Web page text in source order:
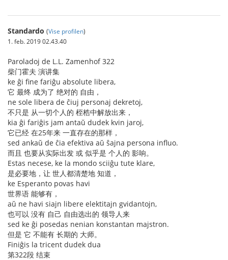
Standardo (Vise profilen)
1. feb. 2019 02.43.40
Paroladoj de L.L. Zamenhof 322
柴门霍夫 演讲集
ke ĝi fine fariĝu absolute libera,
它 最终 成为了 绝对的 自由，
ne sole libera de ĉiuj personaj dekretoj,
不只是 从一切个人的 桎梏中解放出来，
kia ĝi fariĝis jam antaŭ dudek kvin jaroj,
它已经 在25年来 一直存在的那样，
sed ankaŭ de ĉia efektiva aŭ ŝajna persona influo.
而且 也要从实际出发 或 似乎是 个人的 影响。
Estas necese, ke la mondo sciiĝu tute klare,
是必要地，让 世人都清楚地 知道，
ke Esperanto povas havi
世界语 能够有，
aŭ ne havi siajn libere elektitajn gvidantojn,
也可以 没有 自己 自由选出的 领导人来
sed ke ĝi posedas nenian konstantan majstron.
但是 它 不能有 长期的 大师。
Finiĝis la tricent dudek dua
第322段 结束